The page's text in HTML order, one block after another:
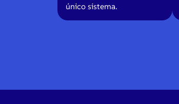
único sistema.